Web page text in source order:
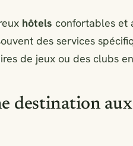
hôtels confortables et
des services
de jeux ou des clubs
destination